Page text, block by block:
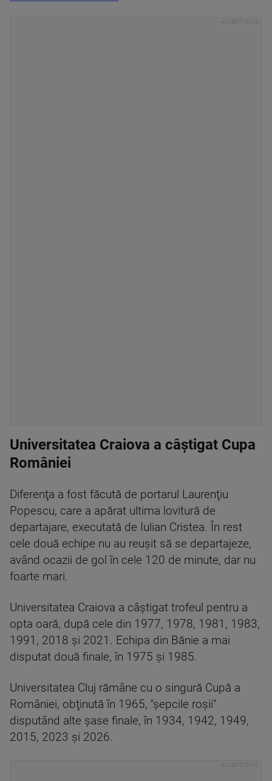
Universitatea Craiova a câștigat Cupa
României
Diferenţa a fost făcută de portarul Laurenţiu
Popescu, care a apărat ultima lovitură de
departajare, executată de Iulian Cristea. În rest
cele două echipe nu au reuşit să se departajeze,
având ocazii de gol în cele 120 de minute, dar nu
foarte mari.
Universitatea Craiova a câştigat trofeul pentru a
opta oară, după cele din 1977, 1978, 1981, 1983,
1991, 2018 şi 2021. Echipa din Bănie a mai
disputat două finale, în 1975 şi 1985.
Universitatea Cluj rămâne cu o singură Cupă a
României, obţinută în 1965, ''şepcile roşii''
disputând alte şase finale, în 1934, 1942, 1949,
2015, 2023 şi 2026.